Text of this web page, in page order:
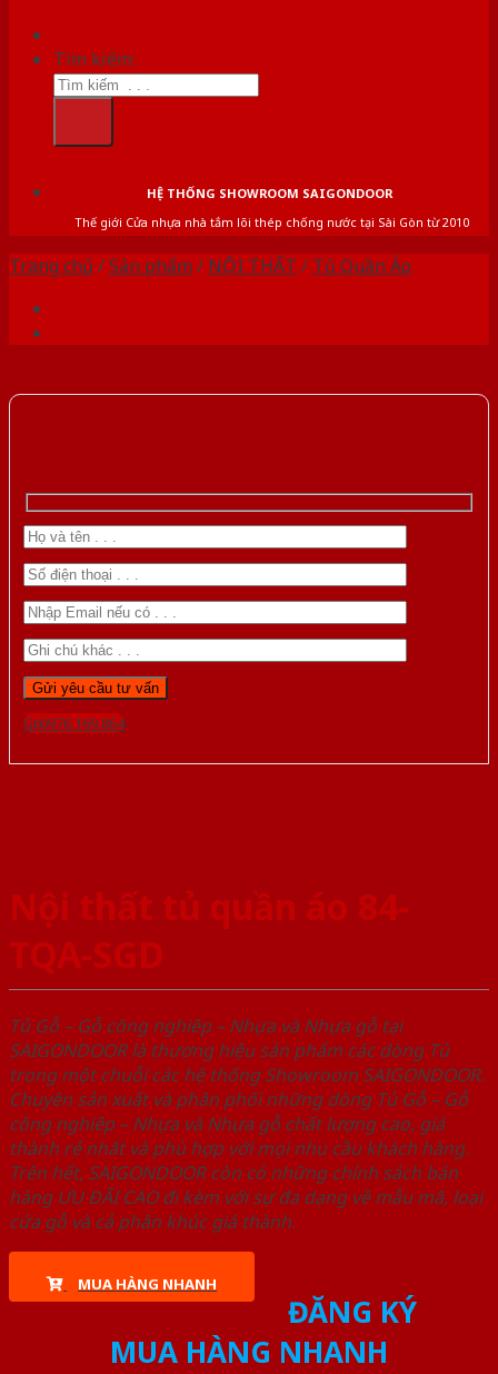
Tìm kiếm:
HỆ THỐNG SHOWROOM SAIGONDOOR
Thế giới Cửa nhựa nhà tắm lõi thép chống nước tại Sài Gòn từ 2010
Trang chủ /Sản phẩm / NỘI THẤT / Tủ Quần Áo
Gọi 0976.169.864
Nội thất tủ quần áo 84-
TQA-SGD
Tủ Gỗ – Gỗ công nghiêp – Nhựa và Nhựa gỗ tại
SAIGONDOOR là thương hiệu sản phẩm các dòng Tủ
trong một chuỗi các hệ thống Showroom SAIGONDOOR.
Chuyên sản xuất và phân phối những dòng Tủ Gỗ – Gỗ
công nghiêp – Nhựa và Nhựa gỗ chất lượng cao, giá
thành rẻ nhất và phù hợp với mọi nhu cầu khách hàng.
Trên hết, SAIGONDOOR còn có những chính sách bán
hàng ƯU ĐÃI CAO đi kèm với sự đa dạng về mẫu mã, loại
cửa gỗ và cả phân khúc giá thành.
MUA HÀNG NHANH
ĐĂNG KÝ
MUA HÀNG NHANH